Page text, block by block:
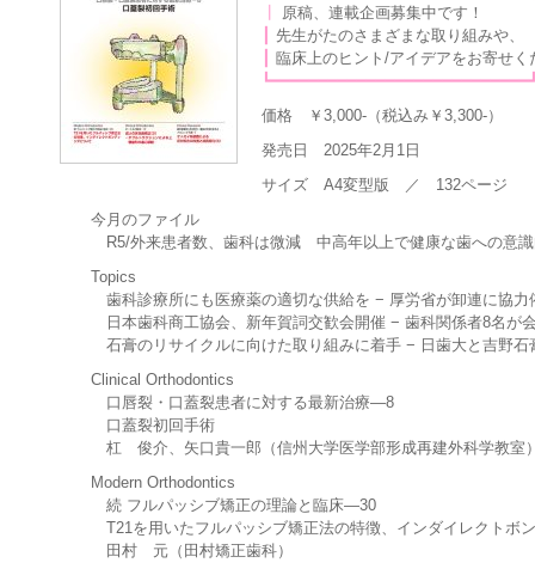
原稿、連載企画
先生がたのさまざま
臨床上のヒント/アイデアを
価格 ￥3,000-（税込み￥3,300-）
発売日 2025年2月1日
サイズ A4変型版 ／ 132ページ
今月のファイル
R5/外来患者数、歯科は微減 中高年以上で健康な歯への意識
Topics
歯科診療所にも医療薬の適切な供給を − 厚労省が卸連に協力
日本歯科商工協会、新年賀詞交歓会開催 − 歯科関係者8名が
石膏のリサイクルに向けた取り組みに着手 − 日歯大と吉野
Clinical Orthodontics
口唇裂・口蓋裂患者に対する最新治療—8
口蓋裂初回手術
杠 俊介、矢口貴一郎（信州大学医学部形成再建外科学教室
Modern Orthodontics
続 フルパッシブ矯正の理論と臨床—30
T21を用いたフルパッシブ矯正法の特徴、インダイレクトボン
田村 元（田村矯正歯科）